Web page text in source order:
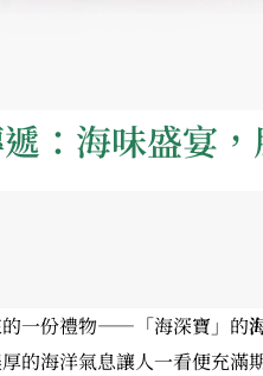
：海味盛宴
的一份禮物——「海深寶」的
的海洋氣息讓人一看便充